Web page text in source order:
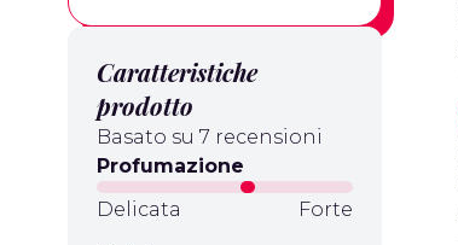
Caratteristiche
prodotto
Basato su 7 recensioni
Profumazione
Delicata
Forte